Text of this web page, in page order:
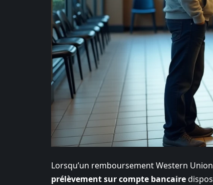
Lorsqu’un remboursement Western
prélèvement sur compte bancaire